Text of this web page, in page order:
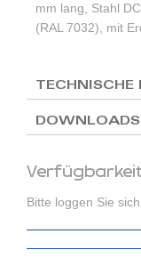
Bitte loggen Sie
mm lang, Stahl
(RAL 7032), mit
TECHNISCHE
DOWNLOADS